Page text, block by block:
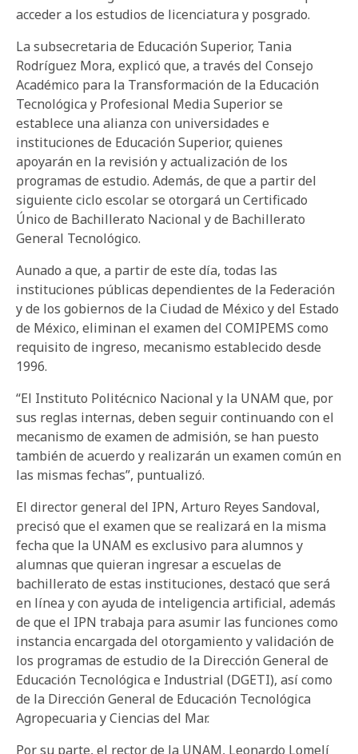
acceder a los estudios de licenciatura y posgrado.
La subsecretaria de Educación Superior, Tania
Rodríguez Mora, explicó que, a través del Consejo
Académico para la Transformación de la Educación
Tecnológica y Profesional Media Superior se
establece una alianza con universidades e
instituciones de Educación Superior, quienes
apoyarán en la revisión y actualización de los
programas de estudio. Además, de que a partir del
siguiente ciclo escolar se otorgará un Certificado
Único de Bachillerato Nacional y de Bachillerato
General Tecnológico.
Aunado a que, a partir de este día, todas las
instituciones públicas dependientes de la Federación
y de los gobiernos de la Ciudad de México y del Estado
de México, eliminan el examen del COMIPEMS como
requisito de ingreso, mecanismo establecido desde
1996.
“El Instituto Politécnico Nacional y la UNAM que, por
sus reglas internas, deben seguir continuando con el
mecanismo de examen de admisión, se han puesto
también de acuerdo y realizarán un examen común en
las mismas fechas”, puntualizó.
El director general del IPN, Arturo Reyes Sandoval,
precisó que el examen que se realizará en la misma
fecha que la UNAM es exclusivo para alumnos y
alumnas que quieran ingresar a escuelas de
bachillerato de estas instituciones, destacó que será
en línea y con ayuda de inteligencia artificial, además
de que el IPN trabaja para asumir las funciones como
instancia encargada del otorgamiento y validación de
los programas de estudio de la Dirección General de
Educación Tecnológica e Industrial (DGETI), así como
de la Dirección General de Educación Tecnológica
Agropecuaria y Ciencias del Mar.
Por su parte, el rector de la UNAM, Leonardo Lomelí